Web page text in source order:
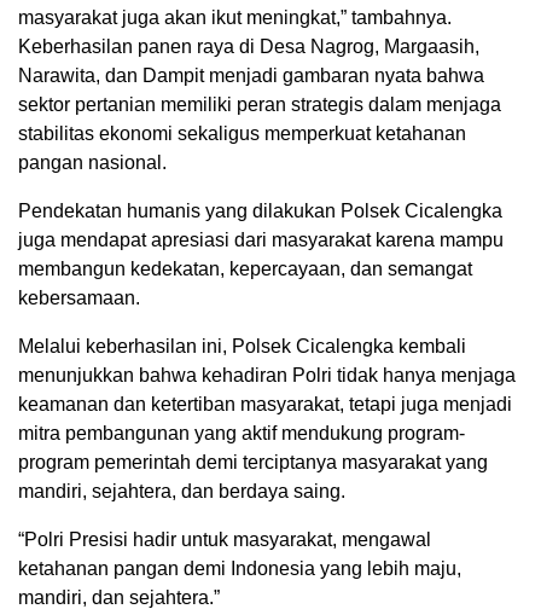
masyarakat juga akan ikut meningkat,” tambahnya.
Keberhasilan panen raya di Desa Nagrog, Margaasih,
Narawita, dan Dampit menjadi gambaran nyata bahwa
sektor pertanian memiliki peran strategis dalam menjaga
stabilitas ekonomi sekaligus memperkuat ketahanan
pangan nasional.
Pendekatan humanis yang dilakukan Polsek Cicalengka
juga mendapat apresiasi dari masyarakat karena mampu
membangun kedekatan, kepercayaan, dan semangat
kebersamaan.
Melalui keberhasilan ini, Polsek Cicalengka kembali
menunjukkan bahwa kehadiran Polri tidak hanya menjaga
keamanan dan ketertiban masyarakat, tetapi juga menjadi
mitra pembangunan yang aktif mendukung program-
program pemerintah demi terciptanya masyarakat yang
mandiri, sejahtera, dan berdaya saing.
“Polri Presisi hadir untuk masyarakat, mengawal
ketahanan pangan demi Indonesia yang lebih maju,
mandiri, dan sejahtera.”